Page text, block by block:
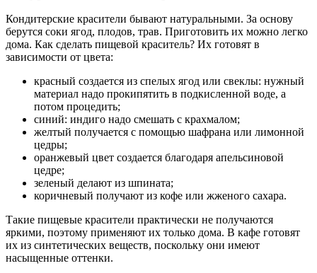
Кондитерские красители бывают натуральными. За основу
берутся соки ягод, плодов, трав. Приготовить их можно легко
дома. Как сделать пищевой краситель? Их готовят в
зависимости от цвета:
красный создается из спелых ягод или свеклы: нужный
материал надо прокипятить в подкисленной воде, а
потом процедить;
синий: индиго надо смешать с крахмалом;
желтый получается с помощью шафрана или лимонной
цедры;
оранжевый цвет создается благодаря апельсиновой
цедре;
зеленый делают из шпината;
коричневый получают из кофе или жженого сахара.
Такие пищевые красители практически не получаются
яркими, поэтому применяют их только дома. В кафе готовят
их из синтетических веществ, поскольку они имеют
насыщенные оттенки.